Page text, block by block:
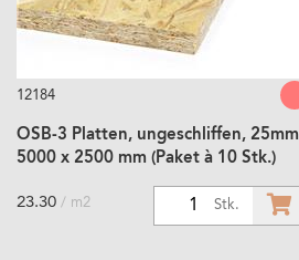
12184
OSB-3 Platten, ungeschliffen, 25mm
5000 x 2500 mm (Paket à 10 Stk.)
Stk.
23.30 / m2